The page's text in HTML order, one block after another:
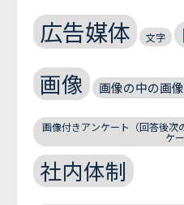
広告媒体 文字
画像 画像の中の画
画像付きアンケート（回答後
ケ
社内体制